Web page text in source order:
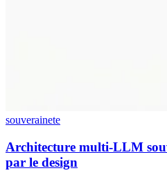
souverainete
Architecture multi-LLM
par le design